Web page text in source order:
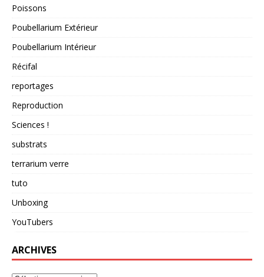
Poissons
Poubellarium Extérieur
Poubellarium Intérieur
Récifal
reportages
Reproduction
Sciences !
substrats
terrarium verre
tuto
Unboxing
YouTubers
ARCHIVES